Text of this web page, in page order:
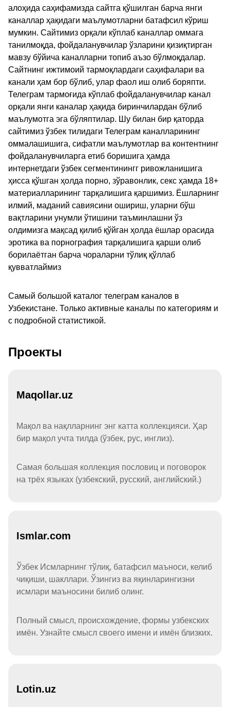
алоҳида саҳифамизда сайтга қўшилган барча янги
каналлар ҳақидаги маълумотларни батафсил кўриш
мумкин. Сайтимиз орқали кўплаб каналлар оммага
танилмоқда, фойдаланувчилар ўзларини қизиқтирган
мавзу бўйича каналларни топиб аъзо бўлмоқдалар.
Сайтнинг ижтимоий тармоқлардаги саҳифалари ва
канали ҳам бор бўлиб, улар фаол иш олиб боряпти.
Телеграм тармоғида кўплаб фойдаланувчилар канал
орқали янги каналар ҳақида биринчилардан бўлиб
маълумотга эга бўляптилар. Шу билан бир қаторда
сайтимиз ўзбек тилидаги Телеграм каналларининг
оммалашишига, сифатли маълумотлар ва контентнинг
фойдаланувчиларга етиб боришига ҳамда
интернетдаги ўзбек сегментинингг ривожланишига
ҳисса қўшган ҳолда порно, зўравонлик, секс ҳамда 18+
материалларининг тарқалишига қаршимиз. Ёшларнинг
илмий, маданий савиясини ошириш, уларни бўш
вақтларини унумли ўтишини таъминлашни ўз
олдимизга мақсад қилиб қўйган ҳолда ёшлар орасида
эротика ва порнография тарқалишига қарши олиб
борилаётган барча чораларни тўлиқ қўллаб
қувватлаймиз
Самый большой каталог телеграм каналов в
Узбекистане. Только активные каналы по категориям и
с подробной статистикой.
Проекты
Maqollar.uz
Мақол ва нақлларнинг энг катта коллекцияси. Ҳар
бир мақол учта тилда (ўзбек, рус, инглиз).
Самая большая коллекция пословиц и поговорок
на трёх языках (узбекский, русский, английский.)
Ismlar.com
Ўзбек Исмларнинг тўлиқ, батафсил маъноси, келиб
чиқиши, шакллари. Ўзингиз ва яқинларингизни
исмлари маъносини билиб олинг.
Полный смысл, происхождение, формы узбекских
имён. Узнайте смысл своего имени и имён близких.
Lotin.uz